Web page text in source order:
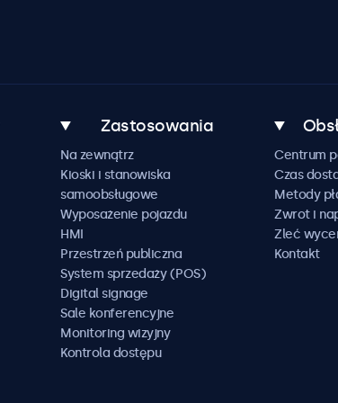
Zastosowania
Na zewnątrz
Kioski i stanowiska
samoobsługowe
Wyposażenie pojazdu
HMI
Przestrzeń publiczna
System sprzedaży (POS)
Digital signage
Sale konferencyjne
Monitoring wizyjny
Kontrola dostępu
Centrum
Czas
Metody
Zwrot i
Zleć
Kontakt